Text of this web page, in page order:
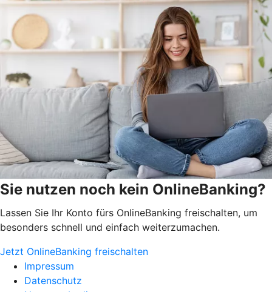
Sie nutzen noch kein OnlineBanking?
Lassen Sie Ihr Konto fürs OnlineBanking freischalten, um
besonders schnell und einfach weiterzumachen.
Jetzt OnlineBanking freischalten
Impressum
Datenschutz